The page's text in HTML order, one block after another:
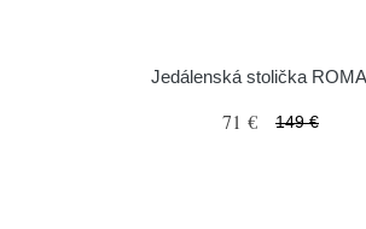
Jedálenská stolička
71 € 149 €